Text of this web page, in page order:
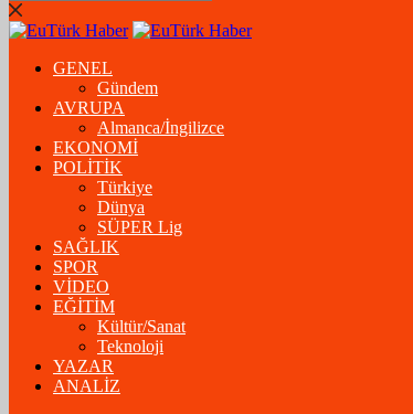
GENEL
Gündem
AVRUPA
Almanca/İngilizce
EKONOMİ
POLİTİK
Türkiye
Dünya
SÜPER Lig
SAĞLIK
SPOR
VİDEO
EĞİTİM
Kültür/Sanat
Teknoloji
YAZAR
ANALİZ